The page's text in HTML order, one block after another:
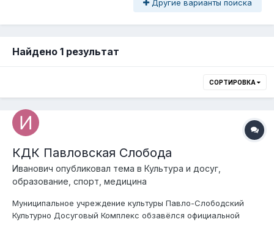
Другие варианты поиска
Найдено 1 результат
СОРТИРОВКА
КДК Павловская Слобода
Иванович опубликовал тема в Культура и досуг,
образование, спорт, медицина
Муниципальное учреждение культуры Павло-Слободский
Культурно Досуговый Комплекс обзавёлся официальной